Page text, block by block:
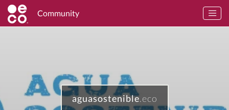
Community
aguasostenible.eco